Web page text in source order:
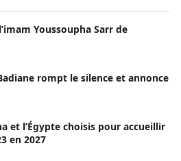
Youssoupha Sarr de
rompt le silence et annonce
et l’Égypte choisis pour accueillir
en 2027